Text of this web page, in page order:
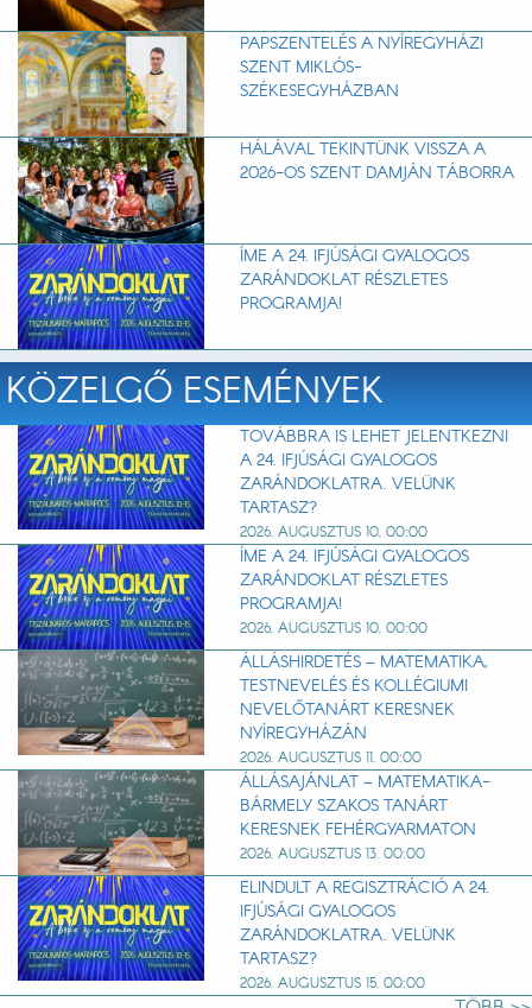
PAPSZENTELÉS A NYÍREGYHÁZI
SZENT MIKLÓS-
SZÉKESEGYHÁZBAN
HÁLÁVAL TEKINTÜNK VISSZA A
2026-OS SZENT DAMJÁN TÁBORRA
ÍME A 24. IFJÚSÁGI GYALOGOS
ZARÁNDOKLAT RÉSZLETES
PROGRAMJA!
KÖZELGŐ ESEMÉNYEK
TOVÁBBRA IS LEHET JELENTKEZNI
A 24. IFJÚSÁGI GYALOGOS
ZARÁNDOKLATRA. VELÜNK
TARTASZ?
2026. AUGUSZTUS 10. 00:00
ÍME A 24. IFJÚSÁGI GYALOGOS
ZARÁNDOKLAT RÉSZLETES
PROGRAMJA!
2026. AUGUSZTUS 10. 00:00
ÁLLÁSHIRDETÉS – MATEMATIKA,
TESTNEVELÉS ÉS KOLLÉGIUMI
NEVELŐTANÁRT KERESNEK
NYÍREGYHÁZÁN
2026. AUGUSZTUS 11. 00:00
ÁLLÁSAJÁNLAT – MATEMATIKA-
BÁRMELY SZAKOS TANÁRT
KERESNEK FEHÉRGYARMATON
2026. AUGUSZTUS 13. 00:00
ELINDULT A REGISZTRÁCIÓ A 24.
IFJÚSÁGI GYALOGOS
ZARÁNDOKLATRA. VELÜNK
TARTASZ?
2026. AUGUSZTUS 15. 00:00